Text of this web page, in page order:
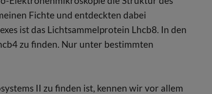
Fichte und entdeckten dabei
ist das Lichtsammelprotein Lhcb8. In den
zu finden. Nur unter bestimmten
II zu finden ist, kennen wir vor allem